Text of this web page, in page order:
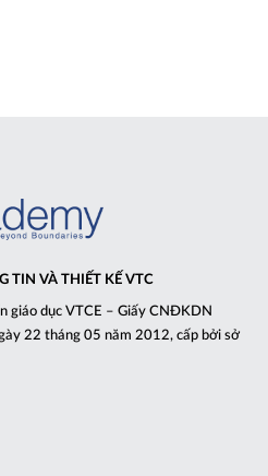
TIN VÀ THIẾT KẾ VTC
giáo dục VTCE – Giấy CNĐKDN
22 tháng 05 năm 2012, cấp bởi sở